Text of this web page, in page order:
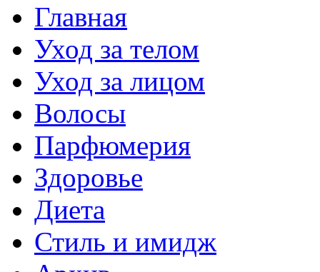
Главная
Уход за телом
Уход за лицом
Волосы
Парфюмерия
Здоровье
Диета
Стиль и имидж